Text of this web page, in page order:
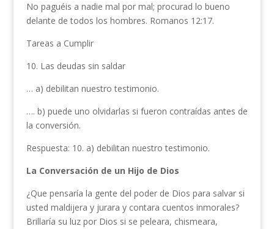
No paguéis a nadie mal por mal; procurad lo bueno
delante de todos los hombres. Romanos 12:17.
Tareas a Cumplir
10. Las deudas sin saldar
… a) debilitan nuestro testimonio.
…. b) puede uno olvidarlas si fue­ron contraídas antes de
la conversión.
Respuesta: 10. a) debilitan nuestro testi­monio.
La Conversación de un Hijo de Dios
¿Que pensaría la gente del poder de Dios para salvar si
usted maldijera y jurara y contara cuentos inmo­rales?
Brillaría su luz por Dios si se peleara, chis­meara,